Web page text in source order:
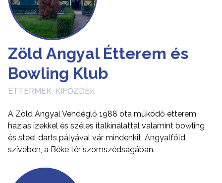
Zöld Angyal Étterem és
Bowling Klub
ÉTTERMEK, KIFŐZDÉK
A Zöld Angyal Vendéglő 1988 óta működő étterem,
házias ízekkel és széles italkínálattal valamint bowling
és steel darts pályával vár mindenkit, Angyalföld
szívében, a Béke tér szomszédságában.